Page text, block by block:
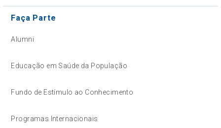
Faça Parte
Alumni
Educação em Saúde da População
Fundo de Estímulo ao Conhecimento
Programas Internacionais